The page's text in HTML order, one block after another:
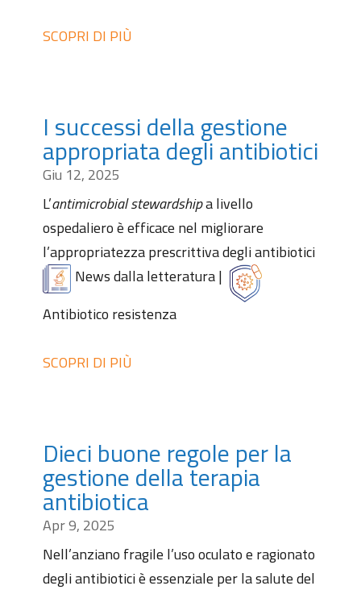
SCOPRI DI PIÙ
I successi della gestione
appropriata degli antibiotici
Giu 12, 2025
L’antimicrobial stewardshipa livello
ospedaliero è efficace nel migliorare
l’appropriatezza prescrittiva degli antibiotici
News dalla letteratura|
Antibiotico resistenza
SCOPRI DI PIÙ
Dieci buone regole per la
gestione della terapia
antibiotica
Apr 9, 2025
Nell’anziano fragile l’uso oculato e ragionato
degli antibiotici è essenziale per la salute del